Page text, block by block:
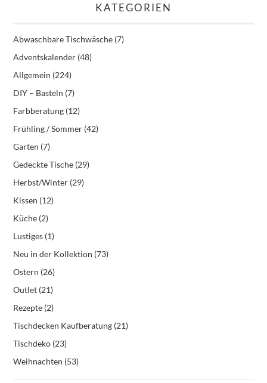
KATEGORIEN
Abwaschbare Tischwäsche (7)
Adventskalender (48)
Allgemein (224)
DIY – Basteln (7)
Farbberatung (12)
Frühling / Sommer (42)
Garten (7)
Gedeckte Tische (29)
Herbst/Winter (29)
Kissen (12)
Küche (2)
Lustiges (1)
Neu in der Kollektion (73)
Ostern (26)
Outlet (21)
Rezepte (2)
Tischdecken Kaufberatung (21)
Tischdeko (23)
Weihnachten (53)